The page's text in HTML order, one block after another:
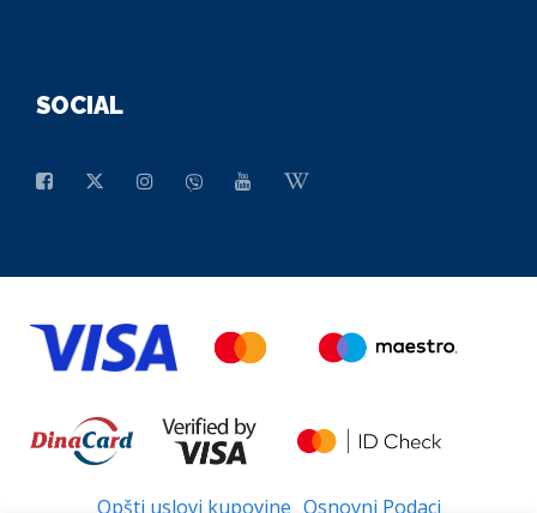
SOCIAL
Opšti uslovi kupovine Osnovni Podaci